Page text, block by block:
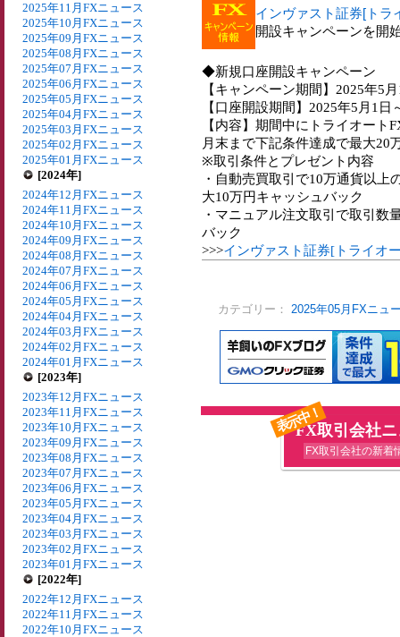
2025年11月FXニュース
2025年10月FXニュース
2025年09月FXニュース
2025年08月FXニュース
2025年07月FXニュース
2025年06月FXニュース
2025年05月FXニュース
2025年04月FXニュース
2025年03月FXニュース
2025年02月FXニュース
2025年01月FXニュース
[2024年]
2024年12月FXニュース
2024年11月FXニュース
2024年10月FXニュース
2024年09月FXニュース
2024年08月FXニュース
2024年07月FXニュース
2024年06月FXニュース
2024年05月FXニュース
2024年04月FXニュース
2024年03月FXニュース
2024年02月FXニュース
2024年01月FXニュース
[2023年]
2023年12月FXニュース
2023年11月FXニュース
2023年10月FXニュース
2023年09月FXニュース
2023年08月FXニュース
2023年07月FXニュース
2023年06月FXニュース
2023年05月FXニュース
2023年04月FXニュース
2023年03月FXニュース
2023年02月FXニュース
2023年01月FXニュース
[2022年]
2022年12月FXニュース
2022年11月FXニュース
2022年10月FXニュース
インヴァスト証券[トラ
開設キャンペーンを開
◆新規口座開設キャンペーン
【キャンペーン期間】2025年5
【口座開設期間】2025年5月1日
【内容】期間中にトライオー
月末まで下記条件達成で最大20
※取引条件とプレゼント内容
・自動売買取引で10万通貨以
大10万円キャッシュバック
・マニュアル注文取引で取引数
バック
>>>インヴァスト証券[トライオ
カテゴリー： 2025年05月FXニュ
表示中！
FX取引会社
FX取引会社の新着